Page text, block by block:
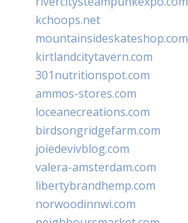
kchoops.net
mountainsideskateshop.com
kirtlandcitytavern.com
301nutritionspot.com
ammos-stores.com
loceanecreations.com
birdsongridgefarm.com
joiedevivblog.com
valera-amsterdam.com
libertybrandhemp.com
norwoodinnwi.com